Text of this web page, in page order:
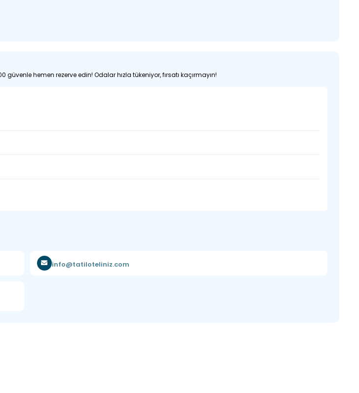
güvenle hemen rezerve edin! Odalar hızla tükeniyor, fırsatı kaçırmayın!
info@tatiloteliniz.com